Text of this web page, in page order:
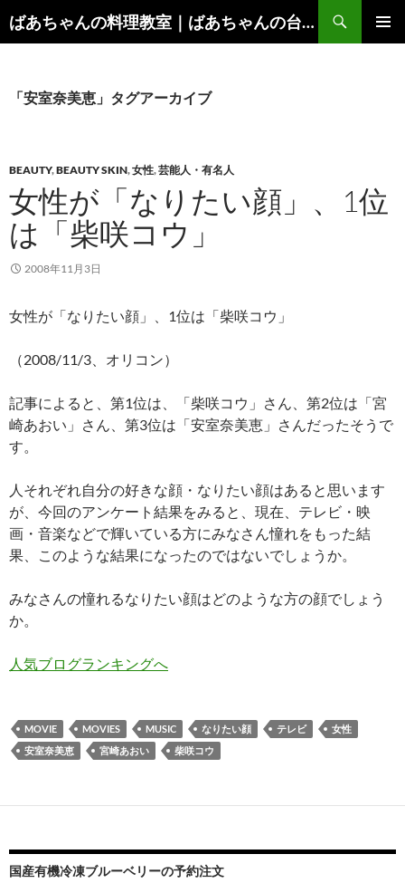
ン
ばあちゃんの料理教室｜ばあちゃんの台所から学ぶ、食と健康の知恵
索
「安室奈美恵」タグアーカイブ
BEAUTY,BEAUTY SKIN,女性,芸能人・有名人
女性が「なりたい顔」、1位
は「柴咲コウ」
2008年11月3日
女性が「なりたい顔」、1位は「柴咲コウ」
（2008/11/3、オリコン）
記事によると、第1位は、「柴咲コウ」さん、第2位は「宮
崎あおい」さん、第3位は「安室奈美恵」さんだったそうで
す。
人それぞれ自分の好きな顔・なりたい顔はあると思います
が、今回のアンケート結果をみると、現在、テレビ・映
画・音楽などで輝いている方にみなさん憧れをもった結
果、このような結果になったのではないでしょうか。
みなさんの憧れるなりたい顔はどのような方の顔でしょう
か。
人気ブログランキングへ
MOVIE MOVIES MUSIC なりたい顔 テレビ
女性
安室奈美恵
宮崎あおい 柴咲コウ
国産有機冷凍ブルーベリーの予約注文